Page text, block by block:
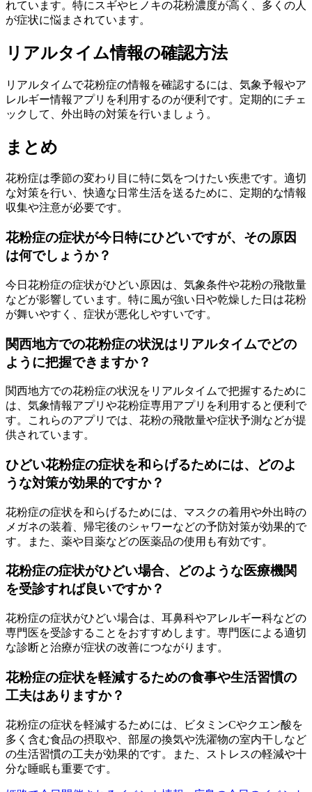
れています。特にスギやヒノキの花粉濃度が高く、多くの人
が症状に悩まされています。
リアルタイム情報の確認方法
リアルタイムで花粉症の情報を確認するには、気象予報やア
レルギー情報アプリを利用するのが便利です。定期的にチェ
ックして、外出時の対策を行いましょう。
まとめ
花粉症は季節の変わり目に特に気をつけたい疾患です。適切
な対策を行い、快適な日常生活を送るために、定期的な情報
収集や注意が必要です。
花粉症の症状が今日特にひどいですが、その原因
は何でしょうか？
今日花粉症の症状がひどい原因は、気象条件や花粉の飛散量
などが影響しています。特に風が強い日や乾燥した日は花粉
が舞いやすく、症状が悪化しやすいです。
関西地方での花粉症の状況はリアルタイムでどの
ように把握できますか？
関西地方での花粉症の状況をリアルタイムで把握するために
は、気象情報アプリや花粉症専用アプリを利用すると便利で
す。これらのアプリでは、花粉の飛散量や症状予測などが提
供されています。
ひどい花粉症の症状を和らげるためには、どのよ
うな対策が効果的ですか？
花粉症の症状を和らげるためには、マスクの着用や外出時の
メガネの装着、帰宅後のシャワーなどの予防対策が効果的で
す。また、薬や目薬などの医薬品の使用も有効です。
花粉症の症状がひどい場合、どのような医療機関
を受診すれば良いですか？
花粉症の症状がひどい場合は、耳鼻科やアレルギー科などの
専門医を受診することをおすすめします。専門医による適切
な診断と治療が症状の改善につながります。
花粉症の症状を軽減するための食事や生活習慣の
工夫はありますか？
花粉症の症状を軽減するためには、ビタミンCやクエン酸を
多く含む食品の摂取や、部屋の換気や洗濯物の室内干しなど
の生活習慣の工夫が効果的です。また、ストレスの軽減や十
分な睡眠も重要です。